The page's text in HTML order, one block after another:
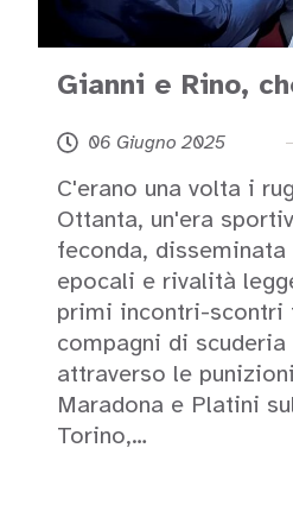
Gianni e Rino,
06 Giugno 2025
C'erano una volta i
Ottanta, un'era
feconda,
epocali e rivalità
primi incontri-scontri
compagni di scuderia
attraverso le
Maradona e Platini
Torino,…